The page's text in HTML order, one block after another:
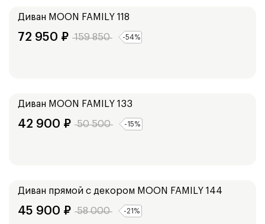
Диван MOON FAMILY 118
72 950 ₽ 159 850 -54%
Диван MOON FAMILY 133
42 900 ₽ 50 500 -15%
Диван прямой с декором MOON FAMILY 144
45 900 ₽ 58 000 -21 %